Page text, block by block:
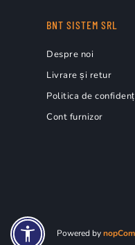
BNT SISTEM SRL
Despre noi
Livrare și retur
Politica de
Cont furnizor
Powered by